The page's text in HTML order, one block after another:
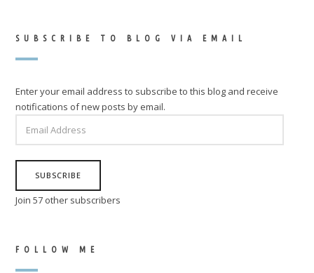
SUBSCRIBE TO BLOG VIA EMAIL
Enter your email address to subscribe to this blog and receive
notifications of new posts by email.
ADDRESS
SUBSCRIBE
Join 57 other subscribers
FOLLOW ME